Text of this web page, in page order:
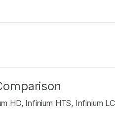
HD, Infinium HTS, Infinium